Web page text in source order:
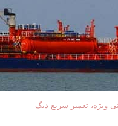
ویژه، تعمیر سریع دیگ